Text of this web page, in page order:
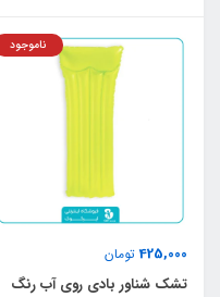
425,000تومان
ناموجود
تشک شناور بادی روی آب رنگ